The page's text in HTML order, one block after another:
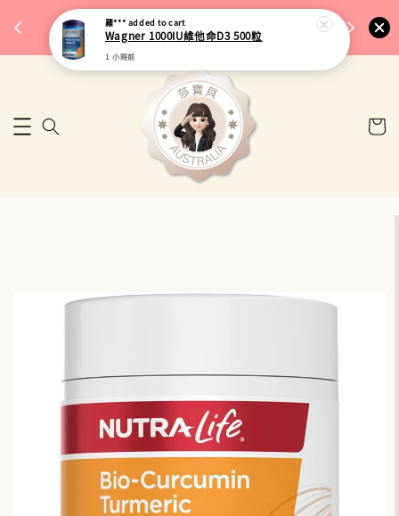
🎉 77購物節｜保健品滿額最低 91 折
來去逛逛
🚚 台
羅*** added to cart
Wagner 1000IU維他命D3 500粒
1 小時前